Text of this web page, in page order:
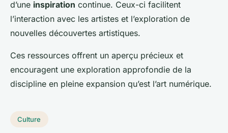
d’une inspiration continue. Ceux-ci facilitent
l’interaction avec les artistes et l’exploration de
nouvelles découvertes artistiques.
Ces ressources offrent un aperçu précieux et
encouragent une exploration approfondie de la
discipline en pleine expansion qu’est l’art numérique.
Culture